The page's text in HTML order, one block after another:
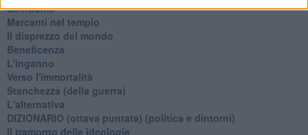
Solitudine
Mercanti nel tempio
Il disprezzo del mondo
Beneficenza
L'inganno
Verso l'immortalità
Stanchezza (della guerra)
L'alternativa
​DIZIONARIO (ottava puntata) (politica e dintorni)
Il tramonto delle ideologie